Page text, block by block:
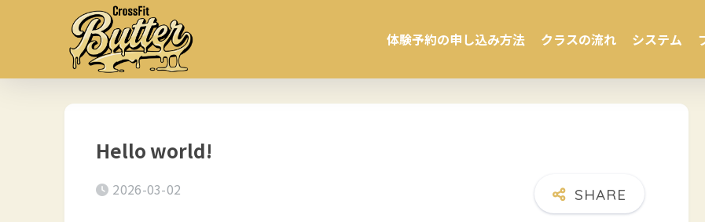
体験予約の申し込み方法 クラスの流れ システム
Hello world!
2026-03-02